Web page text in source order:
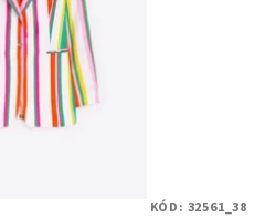
KÓD: 32561_38